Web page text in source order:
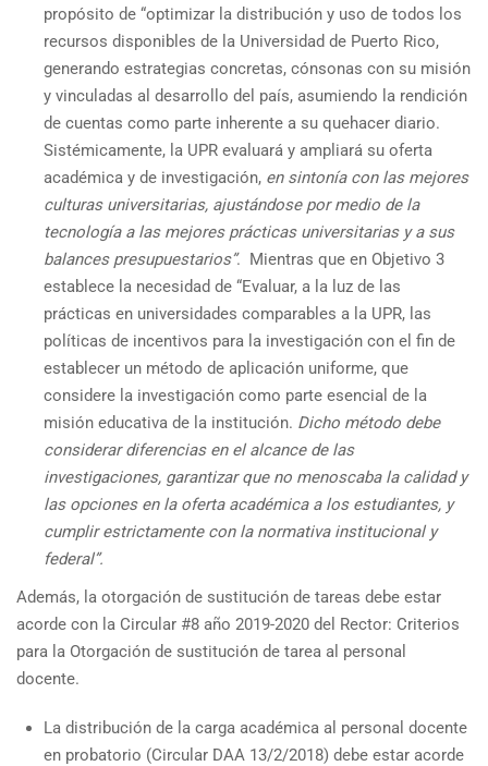
propósito de “optimizar la distribución y uso de todos los
recursos disponibles de la Universidad de Puerto Rico,
generando estrategias concretas, cónsonas con su misión
y vinculadas al desarrollo del país, asumiendo la rendición
de cuentas como parte inherente a su quehacer diario.
Sistémicamente, la UPR evaluará y ampliará su oferta
académica y de investigación, en sintonía con las mejores
culturas universitarias, ajustándose por medio de la
tecnología a las mejores prácticas universitarias y a sus
balances presupuestarios”. Mientras que en Objetivo 3
establece la necesidad de “Evaluar, a la luz de las
prácticas en universidades comparables a la UPR, las
políticas de incentivos para la investigación con el fin de
establecer un método de aplicación uniforme, que
considere la investigación como parte esencial de la
misión educativa de la institución. Dicho método debe
considerar diferencias en el alcance de las
investigaciones, garantizar que no menoscaba la calidad y
las opciones en la oferta académica a los estudiantes, y
cumplir estrictamente con la normativa institucional y
federal”.
Además, la otorgación de sustitución de tareas debe estar
acorde con la Circular #8 año 2019-2020 del Rector: Criterios
para la Otorgación de sustitución de tarea al personal
docente.
La distribución de la carga académica al personal docente
en probatorio (Circular DAA 13/2/2018) debe estar acorde